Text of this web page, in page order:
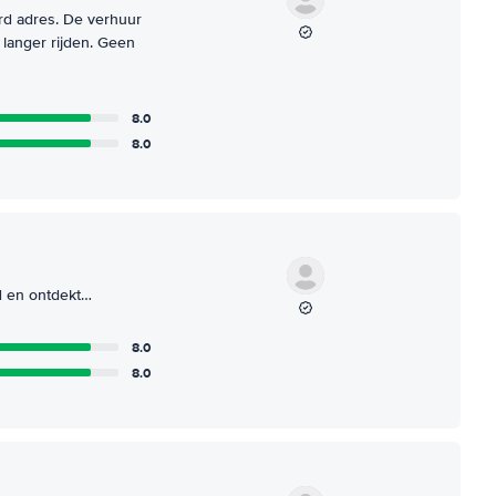
adres. De verhuur
rijden. Geen
8.0
8.0
en ontdekt…
8.0
8.0